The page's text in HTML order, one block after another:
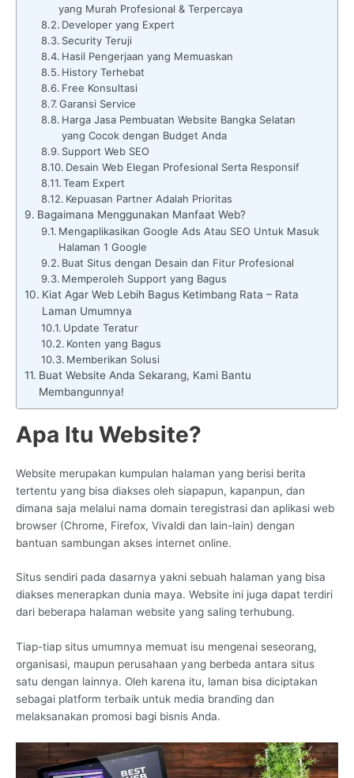
yang Murah Profesional & Terpercaya
Developer yang Expert
Security Teruji
Hasil Pengerjaan yang Memuaskan
History Terhebat
Free Konsultasi
Garansi Service
Harga Jasa Pembuatan Website Bangka Selatan
yang Cocok dengan Budget Anda
Support Web SEO
Desain Web Elegan Profesional Serta Responsif
Team Expert
Kepuasan Partner Adalah Prioritas
Bagaimana Menggunakan Manfaat Web?
Mengaplikasikan Google Ads Atau SEO Untuk Masuk
Halaman 1 Google
Buat Situs dengan Desain dan Fitur Profesional
Memperoleh Support yang Bagus
Kiat Agar Web Lebih Bagus Ketimbang Rata – Rata
Laman Umumnya
Update Teratur
Konten yang Bagus
Memberikan Solusi
Buat Website Anda Sekarang, Kami Bantu
Membangunnya!
Apa Itu Website?
Website merupakan kumpulan halaman yang berisi berita
tertentu yang bisa diakses oleh siapapun, kapanpun, dan
dimana saja melalui nama domain teregistrasi dan aplikasi web
browser (Chrome, Firefox, Vivaldi dan lain-lain) dengan
bantuan sambungan akses internet online.
Situs sendiri pada dasarnya yakni sebuah halaman yang bisa
diakses menerapkan dunia maya. Website ini juga dapat terdiri
dari beberapa halaman website yang saling terhubung.
Tiap-tiap situs umumnya memuat isu mengenai seseorang,
organisasi, maupun perusahaan yang berbeda antara situs
satu dengan lainnya. Oleh karena itu, laman bisa diciptakan
sebagai platform terbaik untuk media branding dan
melaksanakan promosi bagi bisnis Anda.